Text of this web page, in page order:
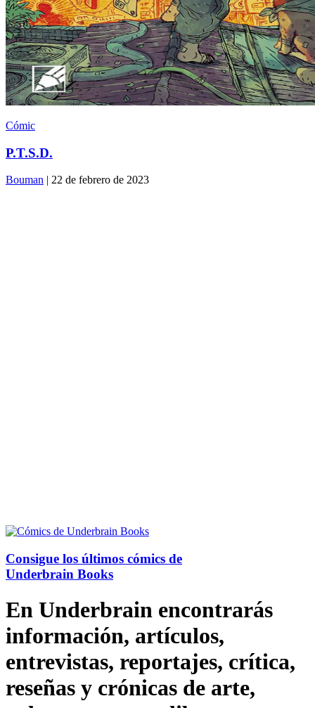
Cómic
P.T.S.D.
Bouman | 22 de febrero de 2023
Consigue los últimos cómics de
Underbrain Books
En Underbrain encontrarás
información, artículos,
entrevistas, reportajes, crítica,
reseñas y crónicas de arte,